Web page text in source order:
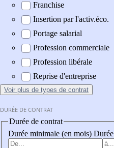
Franchise
Insertion par l'activ.éco.
Portage salarial
Profession commerciale
Profession libérale
Reprise d'entreprise
Voir plus de types de contrat
DURÉE DE CONTRAT
Durée de contrat
Durée minimale (en mois)